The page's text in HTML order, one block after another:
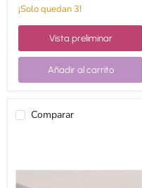
¡Solo quedan 3!
Vista preliminar
Añadir al carrito
Comparar
10mm